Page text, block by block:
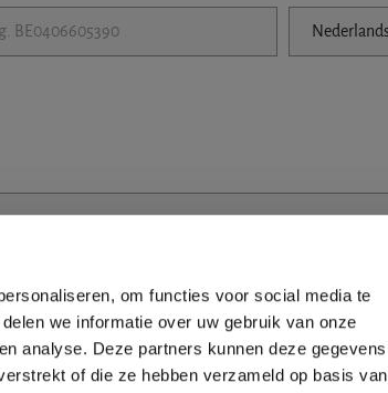
om functies voor social media te
we informatie over uw gebruik van onze
analyse. Deze partners kunnen deze gegevens
of die ze hebben verzameld op basis van